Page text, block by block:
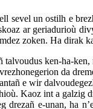
sevel un ostilh e
ar geriadurioù
zoken. Ha dirak
talvoudus ken-ha-
da
e wir
Kaoz int a galzig
drezañ e-unan, ha